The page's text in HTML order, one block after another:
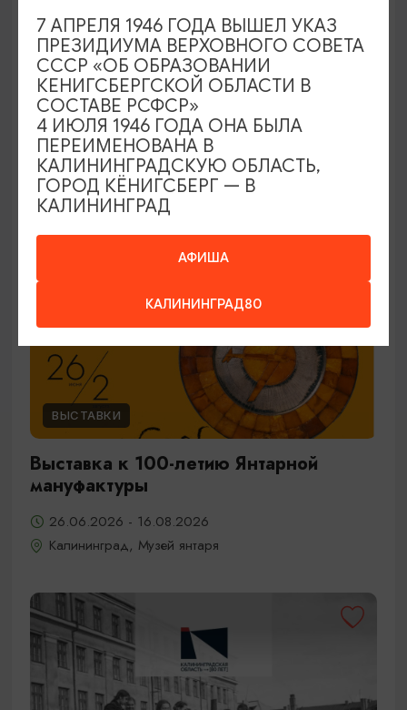
ЭКСКУРСИИ УЧРЕЖДЕНИЙ КУЛЬТУРЫ
Код города. История в символах
25.06.2026 - 30.09.2026, ПН-ПТ в 12:00
Калининград, Музей янтаря
ОТ 150₽ ПУШКИНСКАЯ КАРТА
ВЫСТАВКИ
Выставка к 100-летию Янтарной
мануфактуры
26.06.2026 - 16.08.2026
Калининград, Музей янтаря
АФИША
КАЛИНИНГРАД80
7 АПРЕЛЯ 1946 ГОДА ВЫШЕЛ УКАЗ
ПРЕЗИДИУМА ВЕРХОВНОГО СОВЕТА
СССР «ОБ ОБРАЗОВАНИИ
КЕНИГСБЕРГСКОЙ ОБЛАСТИ В
СОСТАВЕ РСФСР»
4 ИЮЛЯ 1946 ГОДА ОНА БЫЛА
ПЕРЕИМЕНОВАНА В
КАЛИНИНГРАДСКУЮ ОБЛАСТЬ,
ГОРОД КЁНИГСБЕРГ — В
КАЛИНИНГРАД